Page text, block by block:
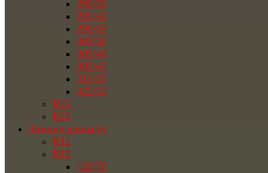
295/35
295/40
295/45
305/30
305/40
305/45
315/35
325/35
R21
R22
Зимние шины бу
R12
R13
135/70